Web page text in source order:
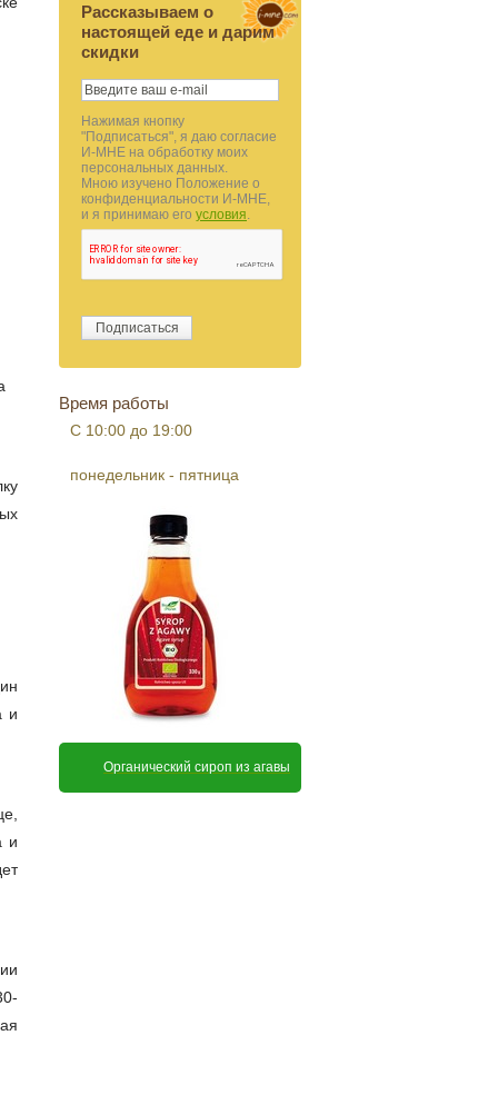
и
и
Рассказываем о
настоящей еде и дарим
скидки
Нажимая кнопку
"Подписаться", я даю согласие
И-МНЕ на обработку моих
персональных данных.
Мною изучено Положение о
конфиденциальности И-МНЕ,
и я принимаю его условия.
Время работы
С 10:00 до 19:00
понедельник - пятница
Органический сироп из агавы